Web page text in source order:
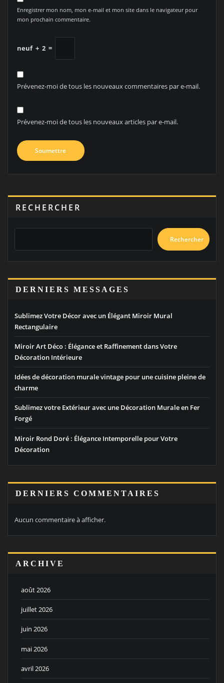
Enregistrer mon nom, mon e-mail et mon site dans le navigateur pour
mon prochain commentaire.
neuf + 2 =
Prévenez-moi de tous les nouveaux commentaires par e-mail.
Prévenez-moi de tous les nouveaux articles par e-mail.
RECHERCHER
Rechercher
DERNIERS MESSAGES
Sublimez Votre Décor avec un Élégant Miroir Mural
Rectangulaire
Miroir Art Déco : Élégance et Raffinement dans Votre
Décoration Intérieure
Idées de décoration murale vintage pour une cuisine pleine de
charme
Sublimez votre Extérieur avec une Décoration Murale en Fer
Forgé
Miroir Rond Doré : Élégance Intemporelle pour Votre
Décoration
DERNIERS COMMENTAIRES
Aucun commentaire à afficher.
ARCHIVE
août 2026
juillet 2026
juin 2026
mai 2026
avril 2026